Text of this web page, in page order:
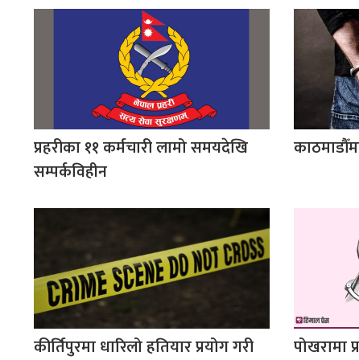
प्रहरीका ११ कर्मचारी लामो समयदेखि
सम्पर्कविहीन
कीर्तिपुरमा धारिलो हतियार प्रयोग गरी
पोखरामा